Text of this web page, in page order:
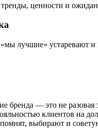
ценности и
лучшие» устаревают и
— это не разовая
клиентов на
выбирают и